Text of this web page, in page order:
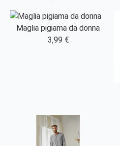
Maglia pigiama da donna
3,99 €